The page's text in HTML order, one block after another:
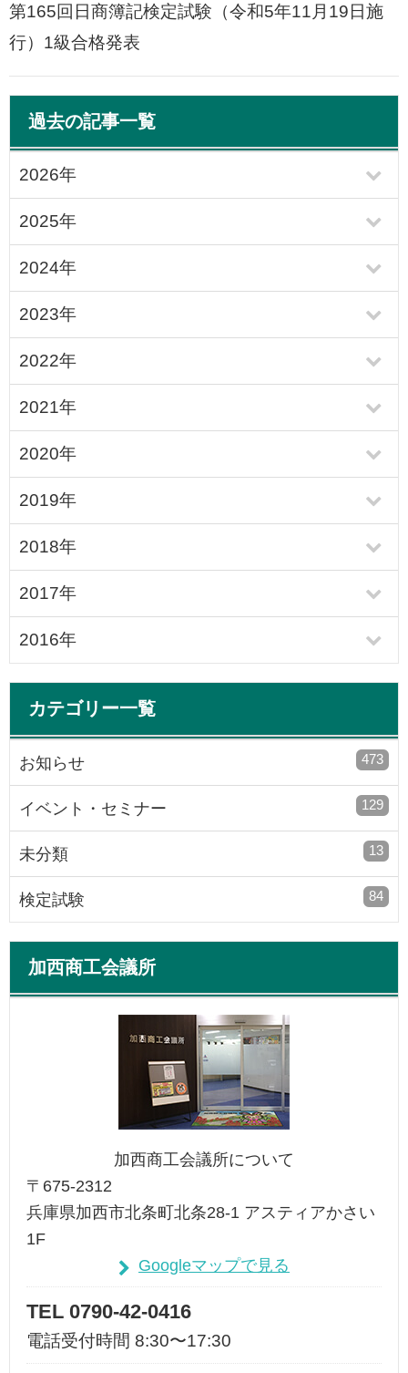
第165回日商簿記検定試験（令和5年11月19日施
行）1級合格発表
過去の記事一覧
2026年
2025年
2024年
2023年
2022年
2021年
2020年
2019年
2018年
2017年
2016年
カテゴリー一覧
お知らせ 473
イベント・セミナー 129
未分類 13
検定試験 84
加西商工会議所
加西商工会議所について
〒675-2312
兵庫県加西市北条町北条28-1 アスティアかさい
1F
Googleマップで見る
TEL 0790-42-0416
電話受付時間 8:30〜17:30